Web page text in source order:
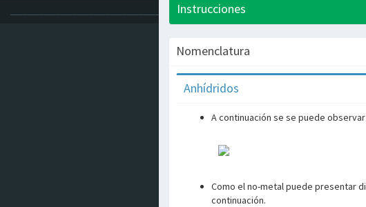
______________________________________________Instrucciones
Nomenclatura
Anhídridos
A continuación se se puede
Como el no-metal puede presentar
continuación.